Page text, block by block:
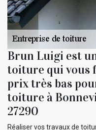
Brun Luigi est
toiture qui vous
prix très bas
toiture à
27290
Réaliser vos travaux de